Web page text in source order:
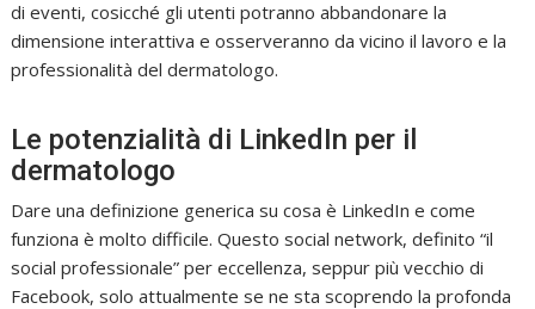
di eventi, cosicché gli utenti potranno abbandonare la
dimensione interattiva e osserveranno da vicino il lavoro e la
professionalità del dermatologo.
Le potenzialità di LinkedIn per il
dermatologo
Dare una definizione generica su cosa è LinkedIn e come
funziona è molto difficile. Questo social network, definito “il
social professionale” per eccellenza, seppur più vecchio di
Facebook, solo attualmente se ne sta scoprendo la profonda